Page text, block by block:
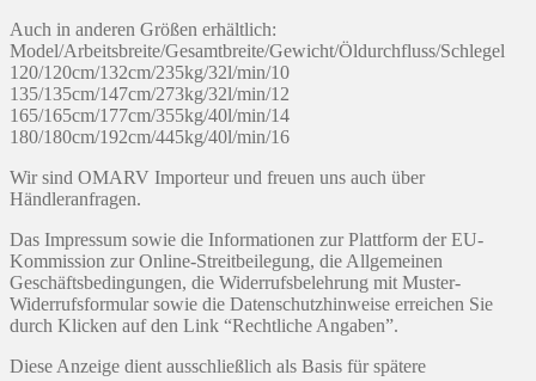
Auch in anderen Größen erhältlich:
Model/Arbeitsbreite/Gesamtbreite/Gewicht/Öldurchfluss/Schlegel
120/120cm/132cm/235kg/32l/min/10
135/135cm/147cm/273kg/32l/min/12
165/165cm/177cm/355kg/40l/min/14
180/180cm/192cm/445kg/40l/min/16
Wir sind OMARV Importeur und freuen uns auch über
Händleranfragen.
Das Impressum sowie die Informationen zur Plattform der EU-
Kommission zur Online-Streitbeilegung, die Allgemeinen
Geschäftsbedingungen, die Widerrufsbelehrung mit Muster-
Widerrufsformular sowie die Datenschutzhinweise erreichen Sie
durch Klicken auf den Link “Rechtliche Angaben”.
Diese Anzeige dient ausschließlich als Basis für spätere